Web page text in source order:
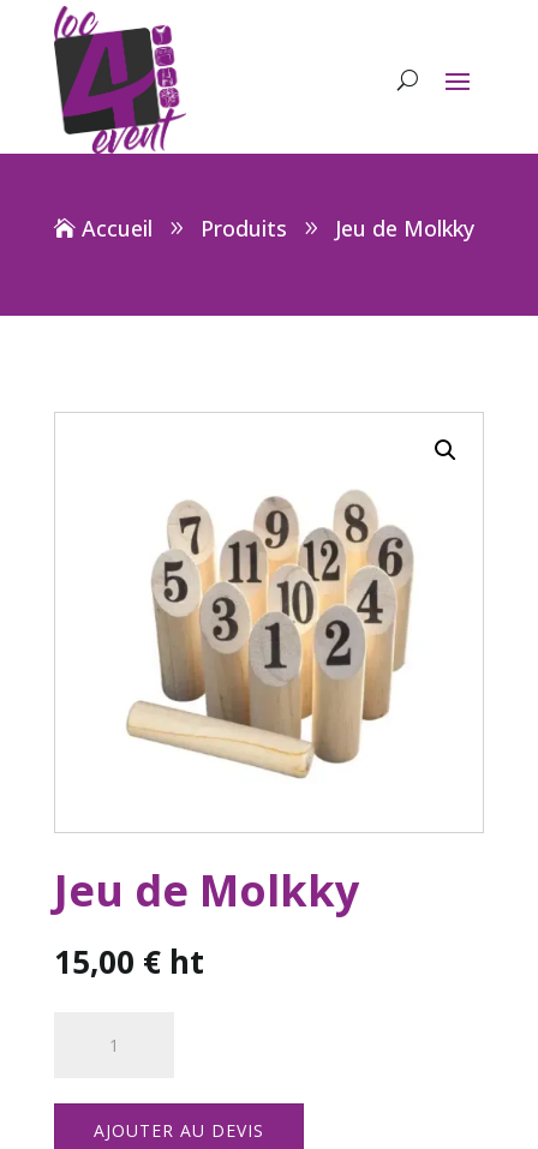
Accueil Produits Jeu de Molkky
Jeu de Molkky
15,00 € ht
de
MolkkyAJOUTER AU DEVIS